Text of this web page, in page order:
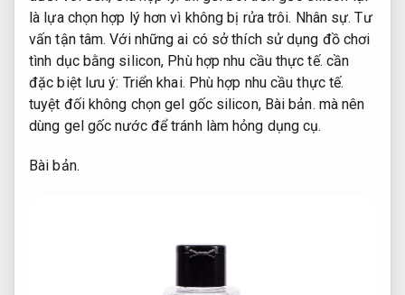
là lựa chọn hợp lý hơn vì không bị rửa trôi. Nhân sự. Tư
vấn tận tâm. Với những ai có sở thích sử dụng đồ chơi
tình dục bằng silicon, Phù hợp nhu cầu thực tế. cần
đặc biệt lưu ý: Triển khai. Phù hợp nhu cầu thực tế.
tuyệt đối không chọn gel gốc silicon, Bài bản. mà nên
dùng gel gốc nước để tránh làm hỏng dụng cụ.
Bài bản.